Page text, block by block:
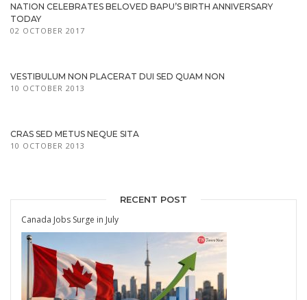
NATION CELEBRATES BELOVED BAPU’S BIRTH ANNIVERSARY
TODAY
02 OCTOBER 2017
VESTIBULUM NON PLACERAT DUI SED QUAM NON
10 OCTOBER 2013
CRAS SED METUS NEQUE SITA
10 OCTOBER 2013
RECENT POST
Canada Jobs Surge in July